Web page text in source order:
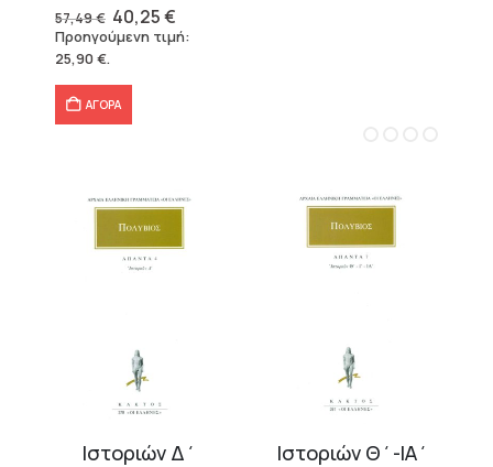
57,49€ Original
price
was:
40,25€Η
τρέχουσα
τιμή
Προηγούμενη τιμή:
25,90€.
ΑΓΟΡΑ
Ιστοριών Δ΄ Ιστοριών Θ΄-ΙΑ΄